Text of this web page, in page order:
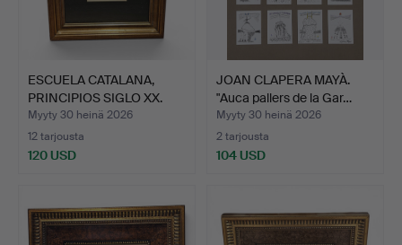
ESCUELA CATALANA,
PRINCIPIOS SIGLO XX.
Van…
Myyty 30 heinä 2026
12 tarjousta
120 USD
JOAN CLAPERA MAYÀ.
"Auca pallers de la Gar…
Myyty 30 heinä 2026
2 tarjousta
104 USD